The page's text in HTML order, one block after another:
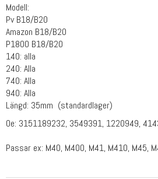
Modell:
Pv B18/B20
Amazon B18/B20
P1800 B18/B20
140: alla
240: Alla
740: Alla
940: Alla
Längd: 35mm (standardlager)
Oe: 3151189232, 3549391, 1220949,
Passar ex: M40, M400, M41, M410, M45,